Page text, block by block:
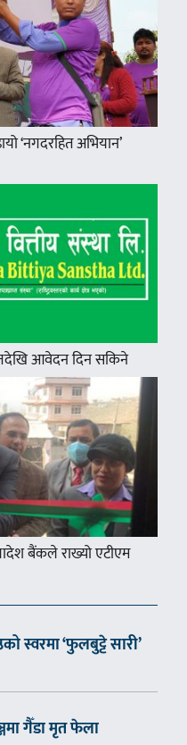
‘नगदरहित अभियान’
आवेदन दिन सकिने
बैंकले राख्यो एटीएम
स्वरमा ‘फुलबुट्टे सारी’
गैँडा मृत फेला